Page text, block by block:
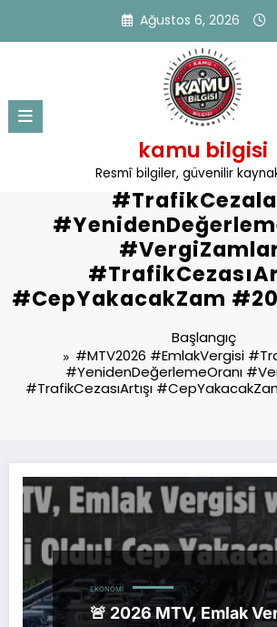
Ağustos 6, 2026
kamu bilgisi
Resmî bilgiler, güvenilir
Etiket: #MTV2026
#CepYakacakZam
Başlangıç
#MTV2026 #EmlakVergisi
#YenidenDeğerlemeOranı
#TrafikCezasıArtışı
EKONOMI
🚨 2026 MTV, Emlak